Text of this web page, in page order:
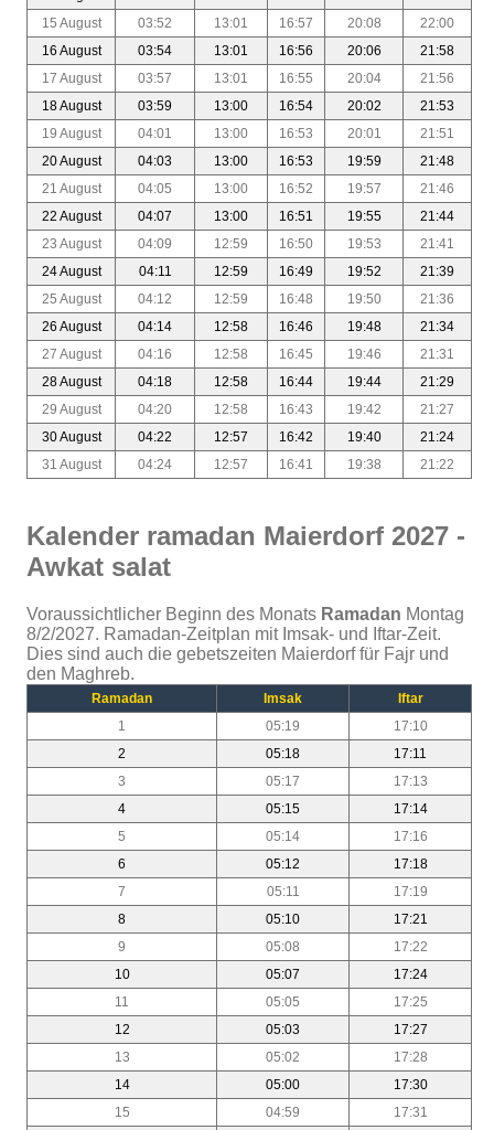
15 August
03:52 13:01 16:57 20:08
22:00
16 August
03:54 13:01 16:56 20:06
21:58
17 August
03:57 13:01 16:55 20:04
21:56
18 August
03:59 13:00 16:54 20:02
21:53
19 August
04:01 13:00 16:53 20:01
21:51
20 August
04:03 13:00 16:53 19:59
21:48
21 August
04:05 13:00 16:52 19:57
21:46
22 August
04:07 13:00 16:51 19:55
21:44
23 August
04:09 12:59 16:50 19:53
21:41
24 August
04:11 12:59 16:49 19:52
21:39
25 August
04:12 12:59 16:48 19:50
21:36
26 August
04:14 12:58 16:46 19:48
21:34
27 August
04:16 12:58 16:45 19:46
21:31
28 August
04:18 12:58 16:44 19:44
21:29
29 August
04:20 12:58 16:43 19:42
21:27
30 August
04:22 12:57 16:42 19:40
21:24
31 August
04:24 12:57 16:41 19:38 21:22
Kalender ramadan Maierdorf 2027 -
Awkat salat
Voraussichtlicher Beginn des Monats Ramadan Montag
8/2/2027. Ramadan-Zeitplan mit Imsak- und Iftar-Zeit.
Dies sind auch die gebetszeiten Maierdorf für Fajr und
den Maghreb.
Ramadan Imsak
Iftar
1
05:19
17:10
2
05:18
17:11
3
05:17
17:13
4
05:15
17:14
5
05:14
17:16
6
05:12
17:18
7
05:11
17:19
8
05:10
17:21
9
05:08
17:22
10
05:07
17:24
11
05:05
17:25
12
05:03
17:27
13
05:02
17:28
14
05:00
17:30
15
04:59
17:31